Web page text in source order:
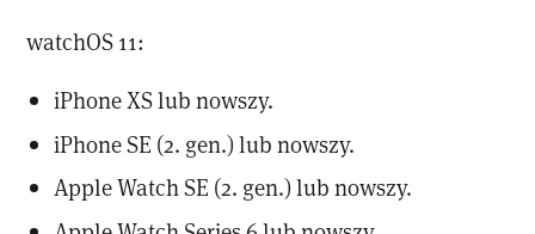
watchOS 11:
iPhone XS lub nowszy.
iPhone SE (2. gen.) lub nowszy.
Apple Watch SE (2. gen.) lub nowszy.